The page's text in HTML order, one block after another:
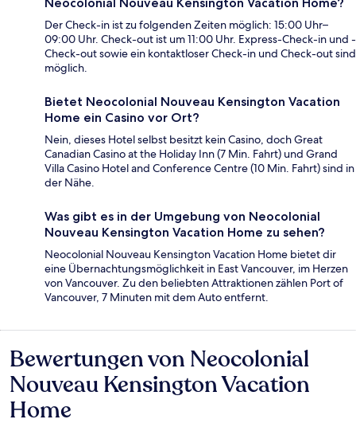
Der Check-in ist zu folgenden Zeiten möglich: 15:00 Uhr–
09:00 Uhr. Check-out ist um 11:00 Uhr. Express-Check-in und -
Check-out sowie ein kontaktloser Check-in und Check-out sind
möglich.
Bietet Neocolonial Nouveau Kensington Vacation
Home ein Casino vor Ort?
Nein, dieses Hotel selbst besitzt kein Casino, doch Great
Canadian Casino at the Holiday Inn (7 Min. Fahrt) und Grand
Villa Casino Hotel and Conference Centre (10 Min. Fahrt) sind in
der Nähe.
Was gibt es in der Umgebung von Neocolonial
Nouveau Kensington Vacation Home zu sehen?
Neocolonial Nouveau Kensington Vacation Home bietet dir
eine Übernachtungsmöglichkeit in East Vancouver, im Herzen
von Vancouver. Zu den beliebten Attraktionen zählen Port of
Vancouver, 7 Minuten mit dem Auto entfernt.
Bewertungen
Bewertungen von Neocolonial
Nouveau Kensington Vacation
Home